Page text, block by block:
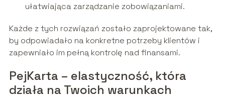
ułatwiająca zarządzanie zobowiązaniami.
Każde z tych rozwiązań zostało zaprojektowane tak,
by odpowiadało na konkretne potrzeby klientów i
zapewniało im pełną kontrolę nad finansami.
PejKarta – elastyczność, która
działa na Twoich warunkach